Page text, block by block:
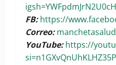
FB:https://
Correo:
YouTube: https://
si=n1GXvQnUhKLHZ35P